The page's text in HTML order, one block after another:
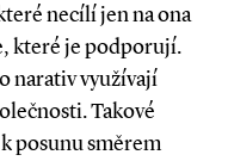
necílí jen na ona
které je podporují.
narativ využívají
Takové
posunu směrem